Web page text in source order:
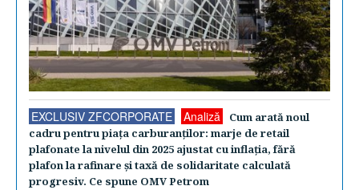
EXCLUSIV ZFCORPORATE Analiză
Cum arată noul
cadru pentru piaţa carburanţilor: marje de retail
plafonate la nivelul din 2025 ajustat cu inflaţia, fără
plafon la rafinare şi taxă de solidaritate calculată
progresiv. Ce spune OMV Petrom